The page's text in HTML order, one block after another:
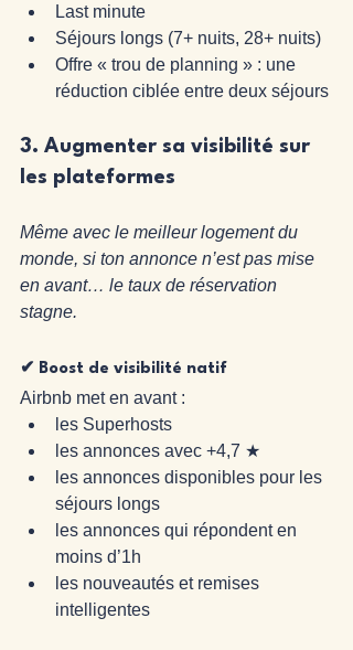
Last minute
Séjours longs (7+ nuits, 28+ nuits)
Offre « trou de planning » : une
réduction ciblée entre deux séjours
3. Augmenter sa visibilité sur
les plateformes
Même avec le meilleur logement du
monde, si ton annonce n’est pas mise
en avant… le taux de réservation
stagne.
✔ Boost de visibilité natif
Airbnb met en avant :
les Superhosts
les annonces avec +4,7 ★
les annonces disponibles pour les
séjours longs
les annonces qui répondent en
moins d’1h
les nouveautés et remises
intelligentes